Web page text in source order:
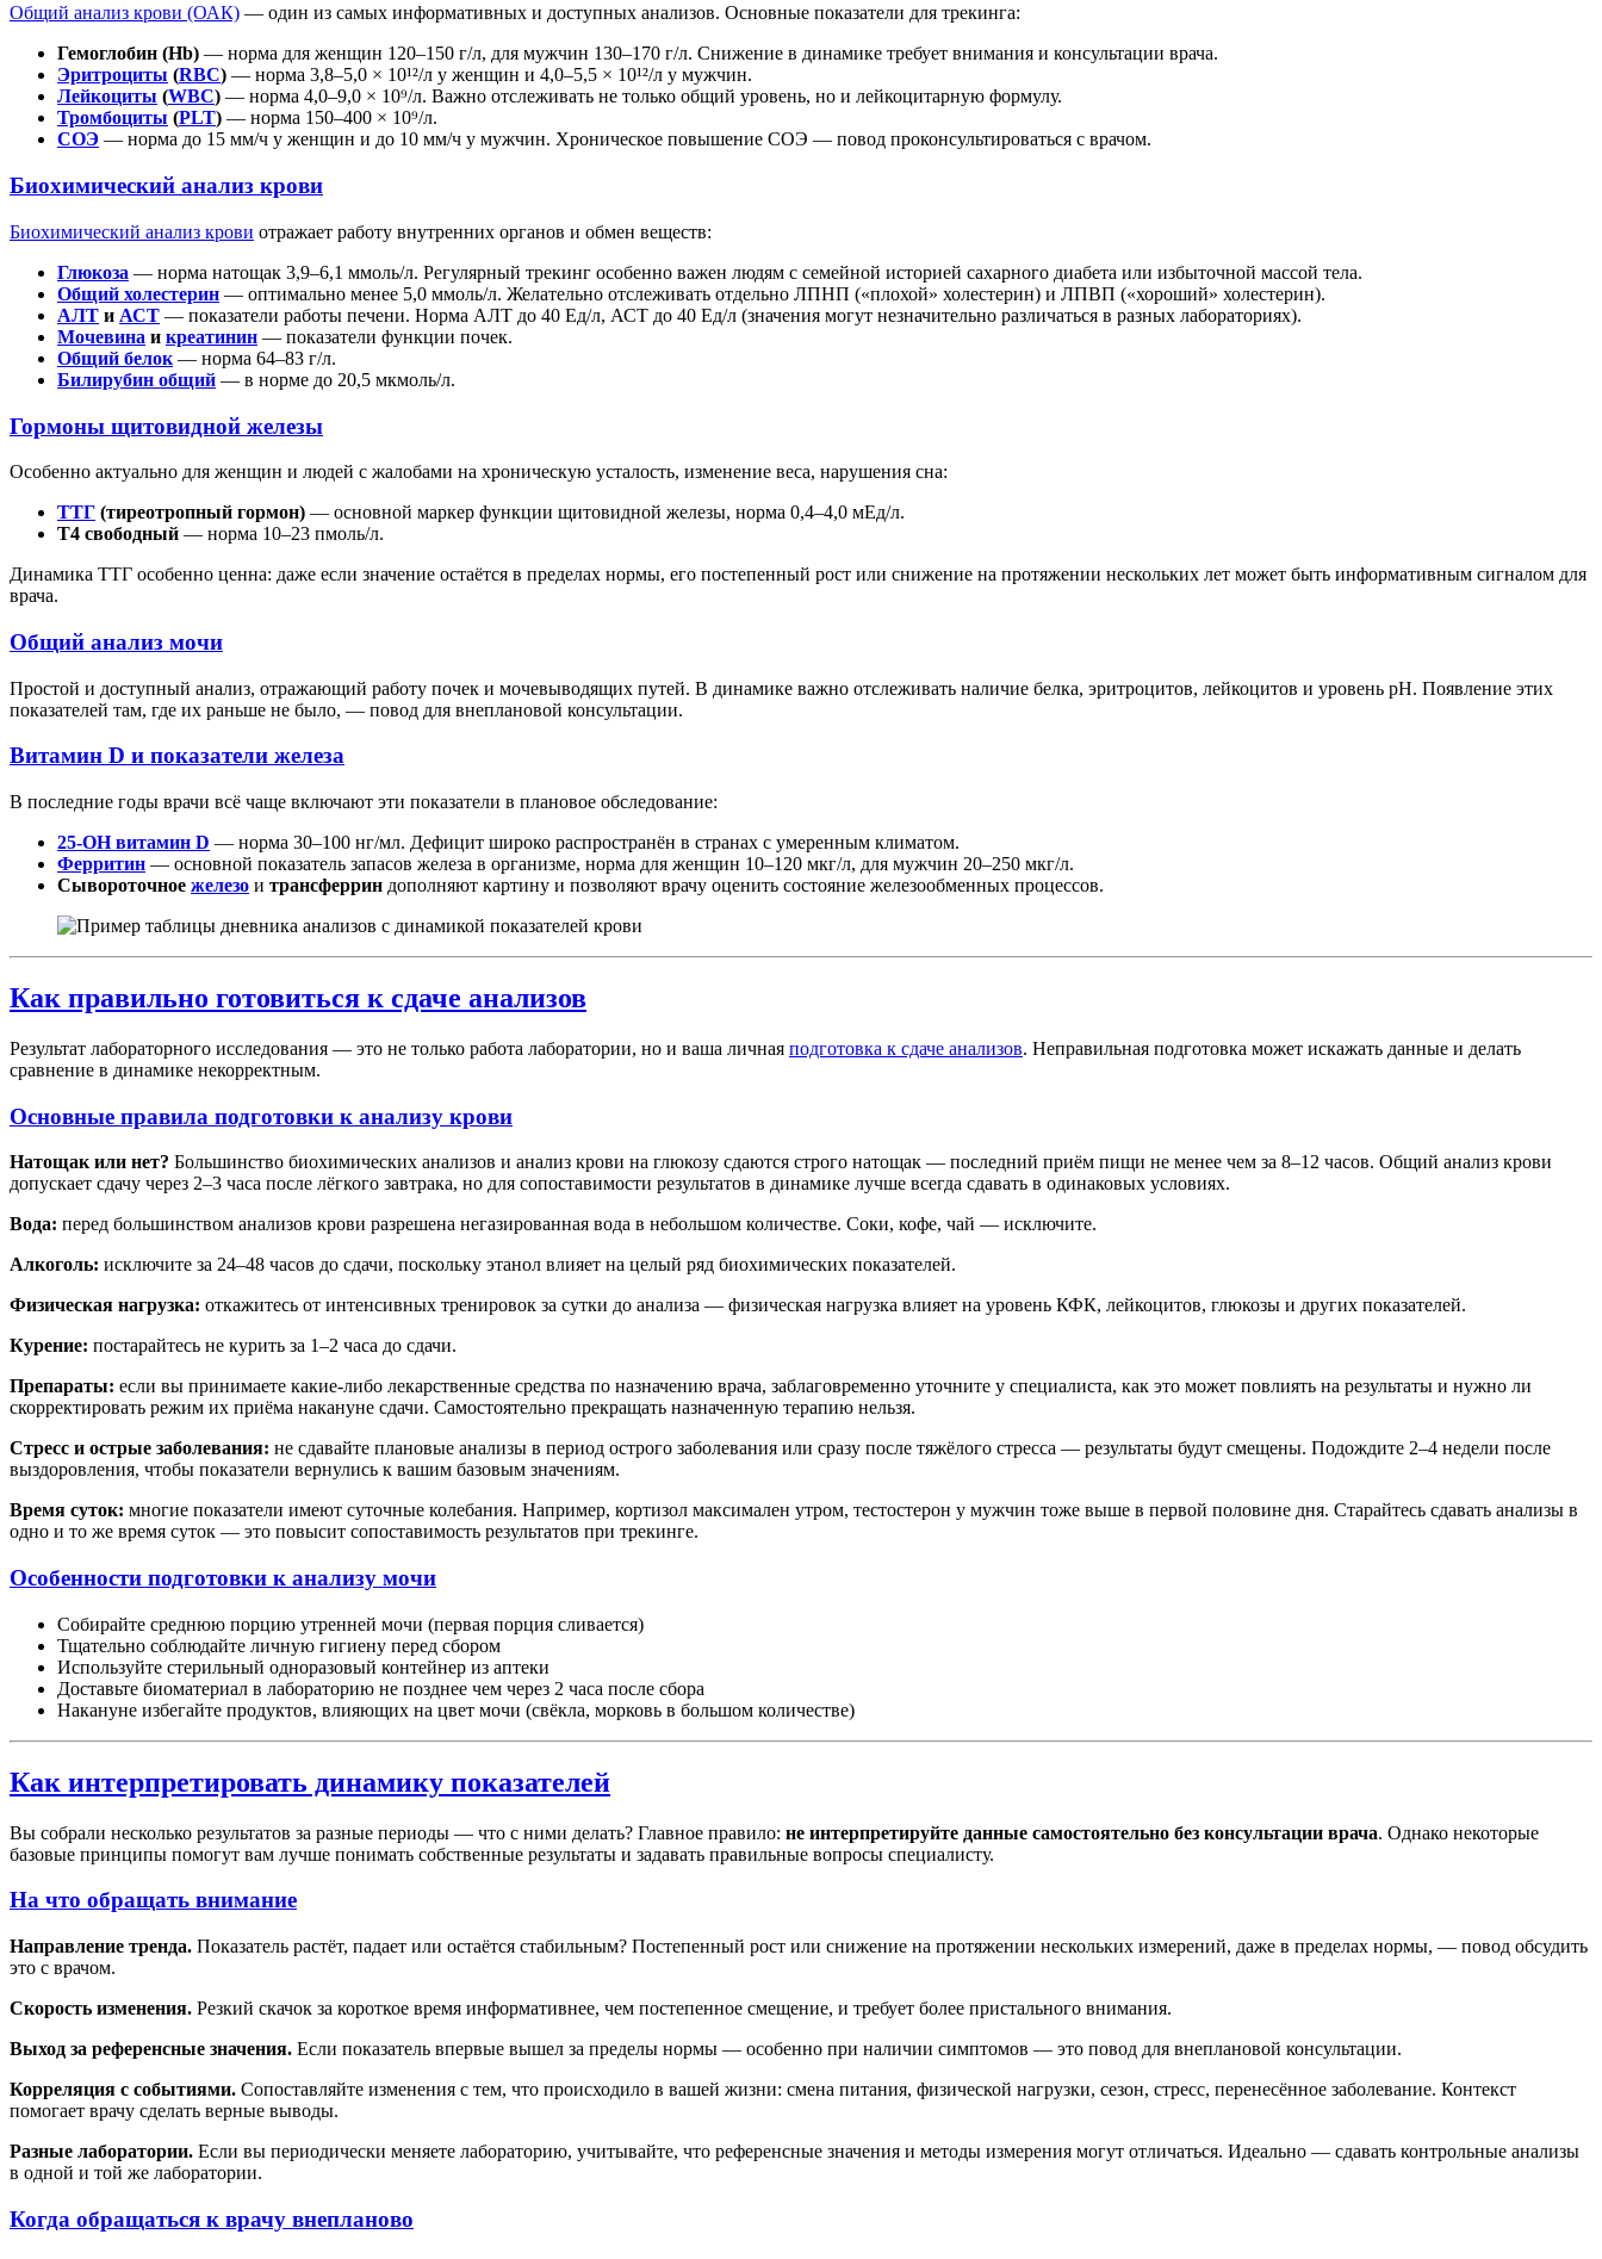
Общий анализ крови (ОАК) — один из самых информативных и доступных анализов. Основные показатели для трекинга:
Гемоглобин (Hb) — норма для женщин 120–150 г/л, для мужчин 130–170 г/л. Снижение в динамике требует внимания и консультации врача.
Эритроциты (RBC) — норма 3,8–5,0 × 10¹²/л у женщин и 4,0–5,5 × 10¹²/л у мужчин.
Лейкоциты (WBC) — норма 4,0–9,0 × 10⁹/л. Важно отслеживать не только общий уровень, но и лейкоцитарную формулу.
Тромбоциты (PLT) — норма 150–400 × 10⁹/л.
СОЭ — норма до 15 мм/ч у женщин и до 10 мм/ч у мужчин. Хроническое повышение СОЭ — повод проконсультироваться с врачом.
Биохимический анализ крови
Биохимический анализ крови отражает работу внутренних органов и обмен веществ:
Глюкоза — норма натощак 3,9–6,1 ммоль/л. Регулярный трекинг особенно важен людям с семейной историей сахарного диабета или избыточной массой тела.
Общий холестерин — оптимально менее 5,0 ммоль/л. Желательно отслеживать отдельно ЛПНП («плохой» холестерин) и ЛПВП («хороший» холестерин).
АЛТ и АСТ — показатели работы печени. Норма АЛТ до 40 Ед/л, АСТ до 40 Ед/л (значения могут незначительно различаться в разных лабораториях).
Мочевина и креатинин — показатели функции почек.
Общий белок — норма 64–83 г/л.
Билирубин общий — в норме до 20,5 мкмоль/л.
Гормоны щитовидной железы
Особенно актуально для женщин и людей с жалобами на хроническую усталость, изменение веса, нарушения сна:
ТТГ (тиреотропный гормон) — основной маркер функции щитовидной железы, норма 0,4–4,0 мЕд/л.
Т4 свободный — норма 10–23 пмоль/л.
Динамика ТТГ особенно ценна: даже если значение остаётся в пределах нормы, его постепенный рост или снижение на протяжении нескольких лет может быть информативным сигналом для
врача.
Общий анализ мочи
Простой и доступный анализ, отражающий работу почек и мочевыводящих путей. В динамике важно отслеживать наличие белка, эритроцитов, лейкоцитов и уровень pH. Появление этих
показателей там, где их раньше не было, — повод для внеплановой консультации.
Витамин D и показатели железа
В последние годы врачи всё чаще включают эти показатели в плановое обследование:
25-OH витамин D — норма 30–100 нг/мл. Дефицит широко распространён в странах с умеренным климатом.
Ферритин — основной показатель запасов железа в организме, норма для женщин 10–120 мкг/л, для мужчин 20–250 мкг/л.
Сывороточное железо и трансферрин дополняют картину и позволяют врачу оценить состояние железообменных процессов.
Как правильно готовиться к сдаче анализов
Результат лабораторного исследования — это не только работа лаборатории, но и ваша личная подготовка к сдаче анализов. Неправильная подготовка может искажать данные и делать
сравнение в динамике некорректным.
Основные правила подготовки к анализу крови
Натощак или нет? Большинство биохимических анализов и анализ крови на глюкозу сдаются строго натощак — последний приём пищи не менее чем за 8–12 часов. Общий анализ крови
допускает сдачу через 2–3 часа после лёгкого завтрака, но для сопоставимости результатов в динамике лучше всегда сдавать в одинаковых условиях.
Вода: перед большинством анализов крови разрешена негазированная вода в небольшом количестве. Соки, кофе, чай — исключите.
Алкоголь: исключите за 24–48 часов до сдачи, поскольку этанол влияет на целый ряд биохимических показателей.
Физическая нагрузка: откажитесь от интенсивных тренировок за сутки до анализа — физическая нагрузка влияет на уровень КФК, лейкоцитов, глюкозы и других показателей.
Курение: постарайтесь не курить за 1–2 часа до сдачи.
Препараты: если вы принимаете какие-либо лекарственные средства по назначению врача, заблаговременно уточните у специалиста, как это может повлиять на результаты и нужно ли
скорректировать режим их приёма накануне сдачи. Самостоятельно прекращать назначенную терапию нельзя.
Стресс и острые заболевания: не сдавайте плановые анализы в период острого заболевания или сразу после тяжёлого стресса — результаты будут смещены. Подождите 2–4 недели после
выздоровления, чтобы показатели вернулись к вашим базовым значениям.
Время суток: многие показатели имеют суточные колебания. Например, кортизол максимален утром, тестостерон у мужчин тоже выше в первой половине дня. Старайтесь сдавать анализы в
одно и то же время суток — это повысит сопоставимость результатов при трекинге.
Особенности подготовки к анализу мочи
Собирайте среднюю порцию утренней мочи (первая порция сливается)
Тщательно соблюдайте личную гигиену перед сбором
Используйте стерильный одноразовый контейнер из аптеки
Доставьте биоматериал в лабораторию не позднее чем через 2 часа после сбора
Накануне избегайте продуктов, влияющих на цвет мочи (свёкла, морковь в большом количестве)
Как интерпретировать динамику показателей
Вы собрали несколько результатов за разные периоды — что с ними делать? Главное правило: не интерпретируйте данные самостоятельно без консультации врача. Однако некоторые
базовые принципы помогут вам лучше понимать собственные результаты и задавать правильные вопросы специалисту.
На что обращать внимание
Направление тренда. Показатель растёт, падает или остаётся стабильным? Постепенный рост или снижение на протяжении нескольких измерений, даже в пределах нормы, — повод обсудить
это с врачом.
Скорость изменения. Резкий скачок за короткое время информативнее, чем постепенное смещение, и требует более пристального внимания.
Выход за референсные значения. Если показатель впервые вышел за пределы нормы — особенно при наличии симптомов — это повод для внеплановой консультации.
Корреляция с событиями. Сопоставляйте изменения с тем, что происходило в вашей жизни: смена питания, физической нагрузки, сезон, стресс, перенесённое заболевание. Контекст
помогает врачу сделать верные выводы.
Разные лаборатории. Если вы периодически меняете лабораторию, учитывайте, что референсные значения и методы измерения могут отличаться. Идеально — сдавать контрольные анализы
в одной и той же лаборатории.
Когда обращаться к врачу внепланово